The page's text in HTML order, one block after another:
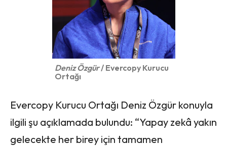
Deniz Özgür/ Evercopy Kurucu
Ortağı
Evercopy Kurucu Ortağı Deniz Özgür konuyla
ilgili şu açıklamada bulundu: “Yapay zekâ yakın
gelecekte her birey için tamamen